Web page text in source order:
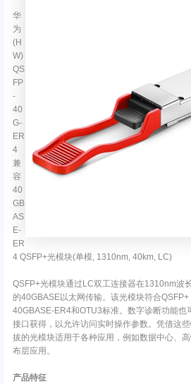
华
为
(H
W)
QS
FP
-
40
G-
ER
4
兼
容
40
GB
AS
E-
ER
4 QSFP+光模块(单模, 1310nm, 40km, LC)
QSFP+光模块通过LC双工连接器在1310nm波
的40GBASE以太网传输。该光模块符合
40GBASE-ER4和OTU3标准。数字诊断功能也
接口获得，以允许访问实时操作参数。凭借这
拔的光模块适用于各种应用，例如数据中心、
布层应用。
产品特征